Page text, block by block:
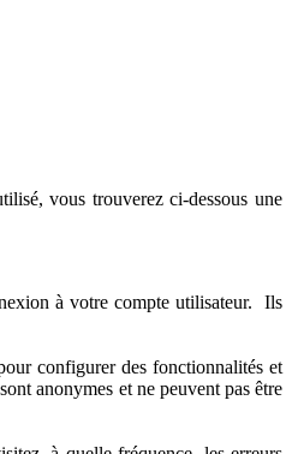
vous trouverez ci-dessous une
à votre compte utilisateur. Ils
configurer des fonctionnalités et
anonymes et ne peuvent pas être